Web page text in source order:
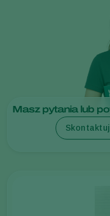
Masz pytania lub